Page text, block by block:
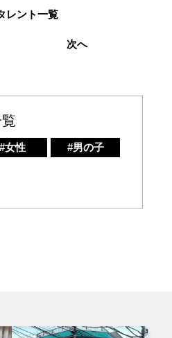
レント一覧
次へ
#女性
#男の子